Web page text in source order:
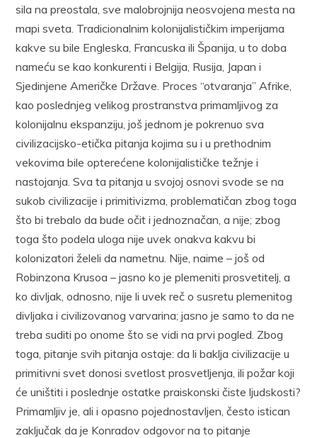
sila na preostala, sve malobrojnija neosvojena mesta na
mapi sveta. Tradicionalnim kolonijalističkim imperijama
kakve su bile Engleska, Francuska ili Španija, u to doba
nameću se kao konkurenti i Belgija, Rusija, Japan i
Sjedinjene Američke Države. Proces “otvaranja” Afrike,
kao poslednjeg velikog prostranstva primamljivog za
kolonijalnu ekspanziju, još jednom je pokrenuo sva
civilizacijsko-etička pitanja kojima su i u prethodnim
vekovima bile opterećene kolonijalističke težnje i
nastojanja. Sva ta pitanja u svojoj osnovi svode se na
sukob civilizacije i primitivizma, problematičan zbog toga
što bi trebalo da bude očit i jednoznačan, a nije; zbog
toga što podela uloga nije uvek onakva kakvu bi
kolonizatori želeli da nametnu. Nije, naime – još od
Robinzona Krusoa – jasno ko je plemeniti prosvetitelj, a
ko divljak, odnosno, nije li uvek reč o susretu plemenitog
divljaka i civilizovanog varvarina; jasno je samo to da ne
treba suditi po onome što se vidi na prvi pogled. Zbog
toga, pitanje svih pitanja ostaje: da li baklja civilizacije u
primitivni svet donosi svetlost prosvetljenja, ili požar koji
će uništiti i poslednje ostatke praiskonski čiste ljudskosti?
Primamljiv je, ali i opasno pojednostavljen, često istican
zaključak da je Konradov odgovor na to pitanje